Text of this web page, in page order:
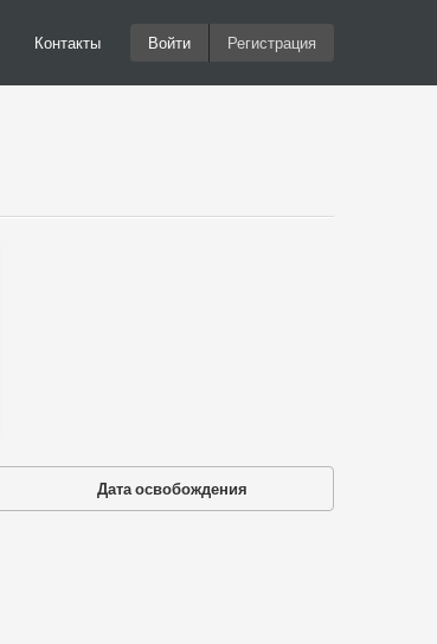
Контакты Войти Регистрация
Дата освобождения